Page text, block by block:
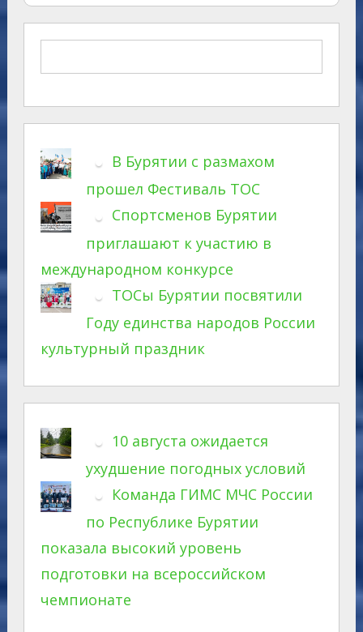
В Бурятии с размахом
прошел Фестиваль ТОС
Спортсменов Бурятии
приглашают к участию в
международном конкурсе
ТОСы Бурятии посвятили
Году единства народов России
культурный праздник
10 августа ожидается
ухудшение погодных условий
Команда ГИМС МЧС России
по Республике Бурятии
показала высокий уровень
подготовки на всероссийском
чемпионате